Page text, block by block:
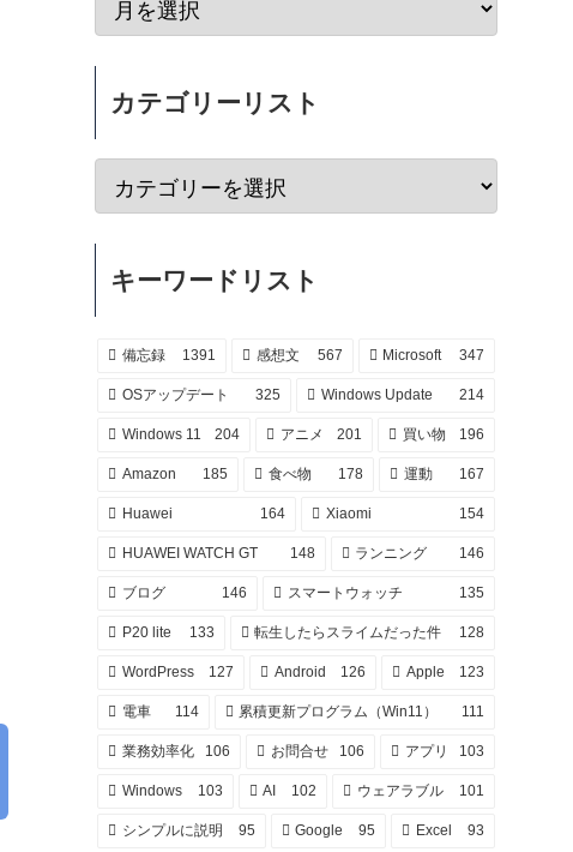
カテゴリーリスト
キーワードリスト
備忘録 1391 感想文 567 Microsoft 347
OSアップデート 325 Windows Update 214
Windows 11 204 アニメ 201 買い物 196
Amazon 185 食べ物 178 運動 167
Huawei 164 Xiaomi 154
HUAWEI WATCH GT 148 ランニング 146
ブログ 146 スマートウォッチ 135
P20 lite 133 転生したらスライムだった件 128
WordPress 127 Android 126 Apple 123
電車 114 累積更新プログラム（Win11） 111
業務効率化 106 お問合せ 106 アプリ 103
Windows 103 AI 102 ウェアラブル 101
シンプルに説明 95 Google 95 Excel 93